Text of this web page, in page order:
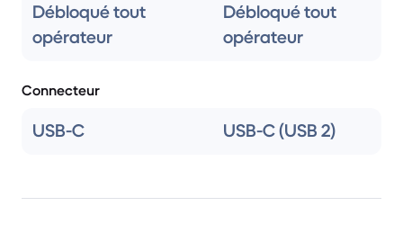
Débloqué tout
opérateur
Débloqué tout
opérateur
Connecteur
USB-C USB-C (USB 2)